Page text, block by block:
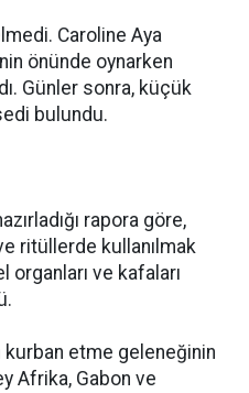
Caroline Aya
önünde oynarken
Günler sonra, küçük
bulundu.
rapora göre,
ritüllerde kullanılmak
organları ve kafaları
etme geleneğinin
Afrika, Gabon ve